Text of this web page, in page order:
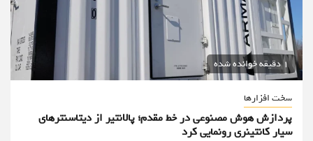
1 دقیقه خوانده شده
سخت افزارها
پردازش هوش مصنوعی در خط مقدم؛ پالانتیر از دیتاسنترهای
سیار کانتینری رونمایی کرد